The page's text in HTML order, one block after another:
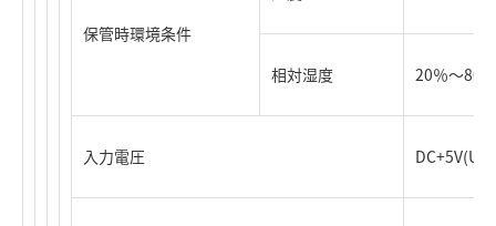
保管時環境条件
相対湿度 20％～80％
入力電圧